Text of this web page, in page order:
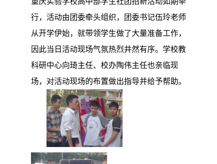
行，活动由团委牵头组织，团委书记伍玲老师
从开学伊始，就带领学生做了大量准备工作，
因此当日活动现场气氛热烈井然有序。学校教
科研中心向琦主任、校办陶伟主任也亲临现
场，对活动现场的布置做出指导并给予帮助。